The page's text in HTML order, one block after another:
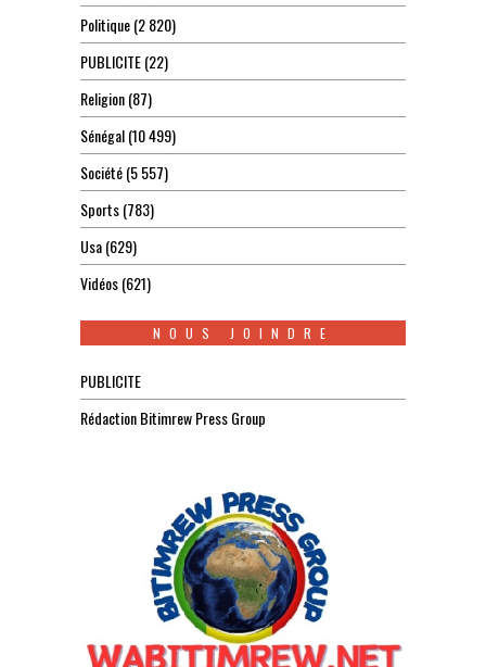
Politique(2 820)
PUBLICITE(22)
Religion(87)
Sénégal(10 499)
Société(5 557)
Sports(783)
Usa(629)
Vidéos(621)
NOUS JOINDRE
PUBLICITE
Rédaction Bitimrew Press Group